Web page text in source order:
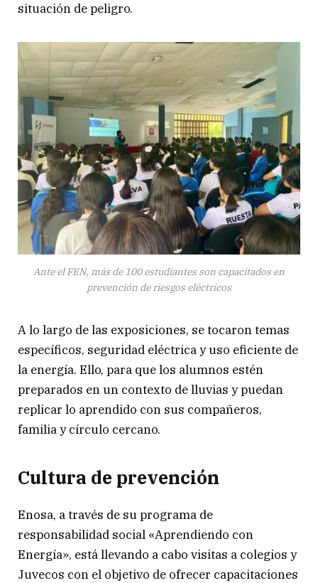
situación de peligro.
Ante el FEN, más de 100 estudiantes son capacitados en
prevención de riesgos eléctricos
A lo largo de las exposiciones, se tocaron temas
específicos, seguridad eléctrica y uso eficiente de
la energía. Ello, para que los alumnos estén
preparados en un contexto de lluvias y puedan
replicar lo aprendido con sus compañeros,
familia y círculo cercano.
Cultura de prevención
Enosa, a través de su programa de
responsabilidad social «Aprendiendo con
Energía», está llevando a cabo visitas a colegios y
Juvecos con el objetivo de ofrecer capacitaciones